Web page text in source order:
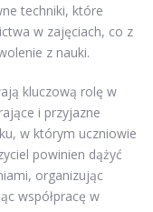
techniki, które
w zajęciach, co z
z nauki.
kluczową rolę w
i przyjazne
w którym uczniowie
powinien dążyć
organizując
współpracę w